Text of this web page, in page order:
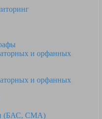
и орфанных
и орфанных
(БАС, СМА)